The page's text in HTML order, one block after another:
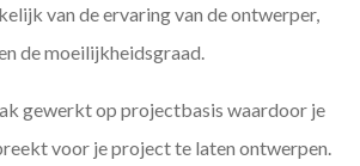
van de ervaring van de ontwerper,
de moeilijkheidsgraad.
gewerkt op projectbasis waardoor je
voor je project te laten ontwerpen.